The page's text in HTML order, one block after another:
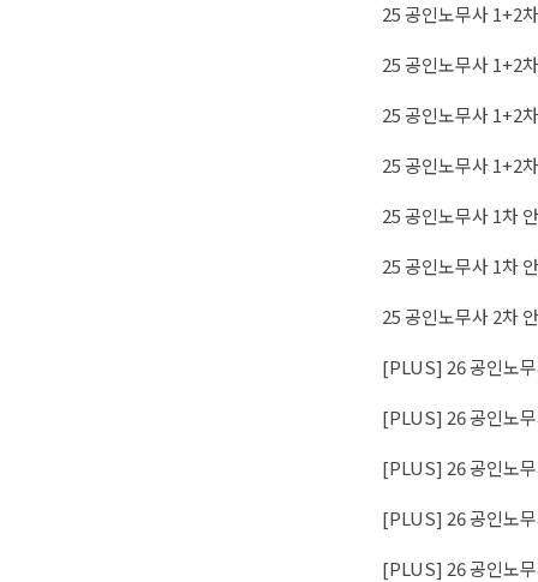
25 공인노무사 1+2
25 공인노무사 1+2
25 공인노무사 1+2
25 공인노무사 1+2
25 공인노무사 1차
25 공인노무사 1차
25 공인노무사 2차
[PLUS] 26 공인노
[PLUS] 26 공인노
[PLUS] 26 공인노
[PLUS] 26 공인노
[PLUS] 26 공인노